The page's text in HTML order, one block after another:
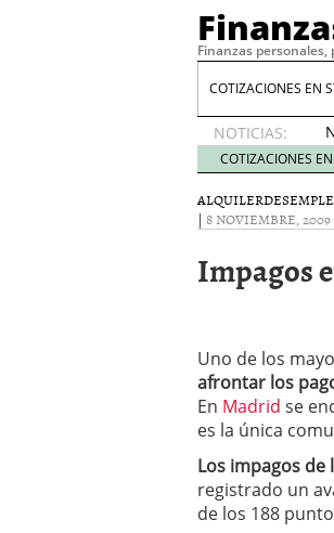
Finanzas
COTIZACIONES EN
NOTICIAS:
a
COTIZACIONES
ALQUILER
| 8 NOVIEMBRE, 2009
Impagos
Uno de los
afrontar los
En Madrid se
es la única
Los impagos de
registrado un
de los 188